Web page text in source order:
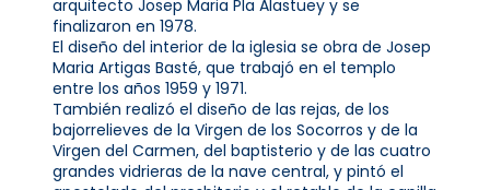
arquitecto Josep Maria Pla Alastuey y se
finalizaron en 1978.
El diseño del interior de la iglesia se obra de Josep
Maria Artigas Basté, que trabajó en el templo
entre los años 1959 y 1971.
También realizó el diseño de las rejas, de los
bajorrelieves de la Virgen de los Socorros y de la
Virgen del Carmen, del baptisterio y de las cuatro
grandes vidrieras de la nave central, y pintó el